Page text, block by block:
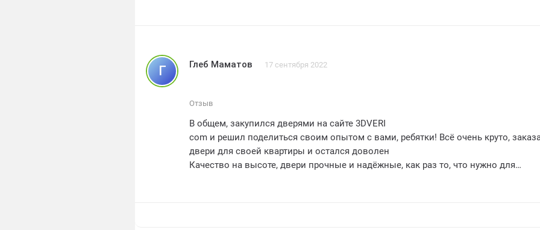
Г Глеб Маматов 17 сентября 2022
Отзыв
В общем, закупился дверями на сайте 3DVERI
com и решил поделиться своим опытом с вами, ребятки! Всё очень круто,
двери для своей квартиры и остался доволен
Качество на высоте, двери прочные и надёжные, как раз то, что нужно для